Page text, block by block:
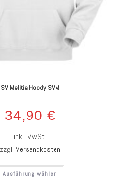
SV Melitia Hoody SVM
34,90 €
inkl. MwSt.
zzgl. Versandkosten
Ausführung wählen